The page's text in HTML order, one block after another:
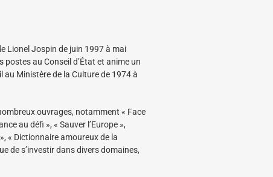
Lionel Jospin de juin 1997 à mai
au Conseil d’État et anime un
Ministère de la Culture de 1974 à
ouvrages, notamment « Face
au défi », « Sauver l’Europe »,
« Dictionnaire amoureux de la
de s’investir dans divers domaines,